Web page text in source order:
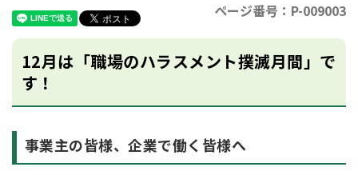
ページ番号：P-009003
12月は「職場のハラスメント撲滅月間」で
す！
事業主の皆様、企業で働く皆様へ